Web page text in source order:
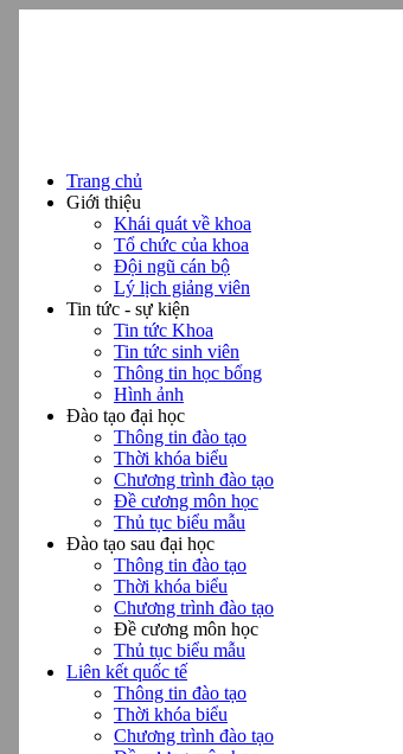
Trang chủ
Giới thiệu
Khái quát về khoa
Tổ chức của khoa
Đội ngũ cán bộ
Lý lịch giảng viên
Tin tức - sự kiện
Tin tức Khoa
Tin tức sinh viên
Thông tin học bổng
Hình ảnh
Đào tạo đại học
Thông tin đào tạo
Thời khóa biểu
Chương trình đào tạo
Đề cương môn học
Thủ tục biểu mẫu
Đào tạo sau đại học
Thông tin đào tạo
Thời khóa biểu
Chương trình đào tạo
Đề cương môn học
Thủ tục biểu mẫu
Liên kết quốc tế
Thông tin đào tạo
Thời khóa biểu
Chương trình đào tạo